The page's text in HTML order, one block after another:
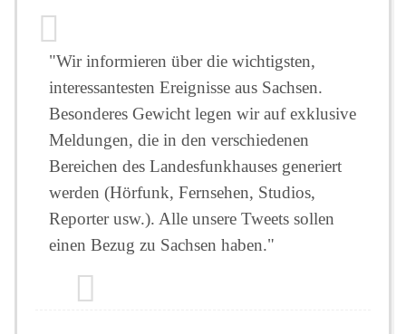
"Wir informieren über die wichtigsten,
interessantesten Ereignisse aus Sachsen.
Besonderes Gewicht legen wir auf exklusive
Meldungen, die in den verschiedenen
Bereichen des Landesfunkhauses generiert
werden (Hörfunk, Fernsehen, Studios,
Reporter usw.). Alle unsere Tweets sollen
einen Bezug zu Sachsen haben."